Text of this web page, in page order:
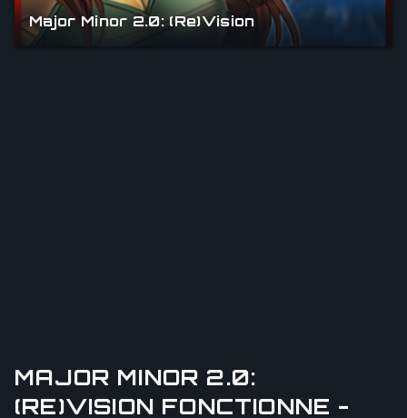
MAJOR MINOR 2.0:
(RE)VISION FONCTIONNE -
Major Minor 2.0: (Re)Vision